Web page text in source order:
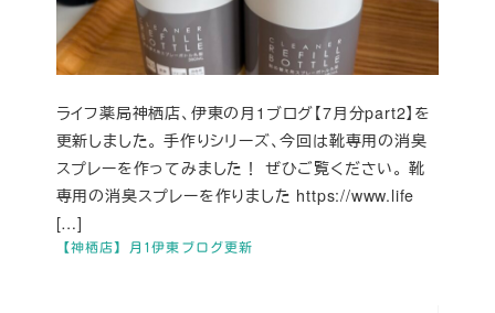
【神栖店】月1伊東ブログ更新
ライフ薬局神栖店、伊東の月1ブログ【7月分part2】を
更新しました。 手作りシリーズ、今回は靴専用の消臭
スプレーを作ってみました！ ぜひご覧ください。 靴
専用の消臭スプレーを作りました https://www.life
[…]